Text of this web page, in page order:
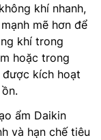
khí nhanh,
mẽ hơn để
khí trong
hoặc trong
kích hoạt
ẩm Daikin
và hạn chế tiêu